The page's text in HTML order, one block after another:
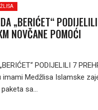
„BERIĆET“
NOVČANE POMOĆI
PODIJELILI 7
imami Medžlisa Islamske
sa...